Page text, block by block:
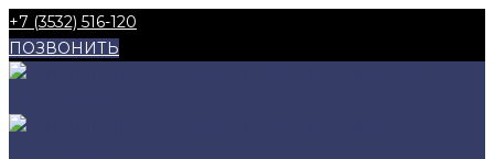
+7 (3532) 516-120
ПОЗВОНИТЬ